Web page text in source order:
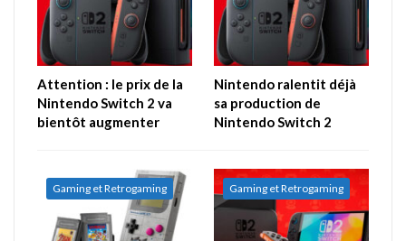
Attention : le prix de la
Nintendo Switch 2 va
bientôt augmenter
Nintendo ralentit déjà
sa production de
Nintendo Switch 2
Gaming et Retrogaming Gaming et Retrogaming